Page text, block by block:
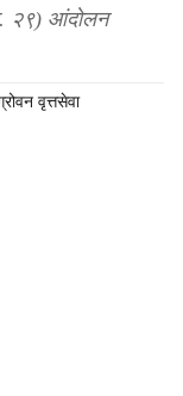
२९) आंदोलन
वृत्तसेवा